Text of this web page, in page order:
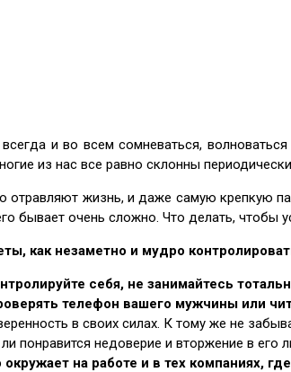
и во всем сомневаться,
из нас все равно склонны
отравляют жизнь, и даже самую крепкую
бывает очень сложно. Что делать, чтобы
как незаметно и мудро
себя, не занимайтесь
телефон вашего мужчины или
в своих силах. К тому же не
ли понравится недоверие и вторжение в
окружает на работе и в тех компаниях,